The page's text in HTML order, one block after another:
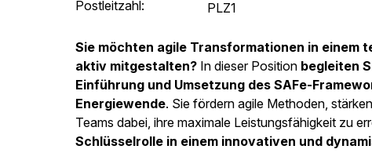
Postleitzahl: PLZ1
Sie möchten agile Transformationen in einem
aktiv mitgestalten? In dieser Position begleiten
Einführung und Umsetzung des SAFe-
Energiewende. Sie fördern agile Methoden,
Teams dabei, ihre maximale Leistungsfähigkeit zu
Schlüsselrolle in einem innovativen und